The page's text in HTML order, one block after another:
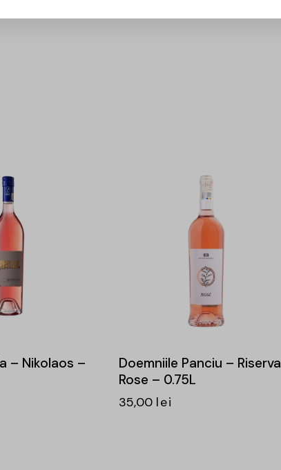
– Nikolaos –
Doemniile Panciu – Riserva
Rose – 0.75L
35,00 lei